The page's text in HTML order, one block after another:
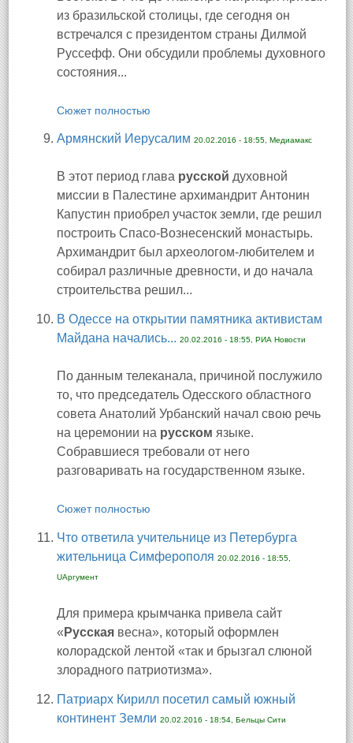
из бразильской столицы, где сегодня он
встречался с президентом страны Дилмой
Руссефф. Они обсудили проблемы духовного
состояния...
Сюжет полностью
Армянский Иерусалим 20.02.2016 - 18:55, Медиамакс
В этот период глава русской духовной
миссии в Палестине архимандрит Антонин
Капустин приобрел участок земли, где решил
построить Спасо-Вознесенский монастырь.
Архимандрит был археологом-любителем и
собирал различные древности, и до начала
строительства решил...
В Одессе на открытии памятника активистам
Майдана начались... 20.02.2016 - 18:55, РИА Новости
По данным телеканала, причиной послужило
то, что председатель Одесского областного
совета Анатолий Урбанский начал свою речь
на церемонии на русском языке.
Собравшиеся требовали от него
разговаривать на государственном языке.
Сюжет полностью
Что ответила учительнице из Петербурга
жительница Симферополя 20.02.2016 - 18:55,
UАргумент
Для примера крымчанка привела сайт
« Русская весна», который оформлен
колорадской лентой «так и брызгал слюной
злорадного патриотизма».
Патриарх Кирилл посетил самый южный
континент Земли 20.02.2016 - 18:54, Бельцы Сити